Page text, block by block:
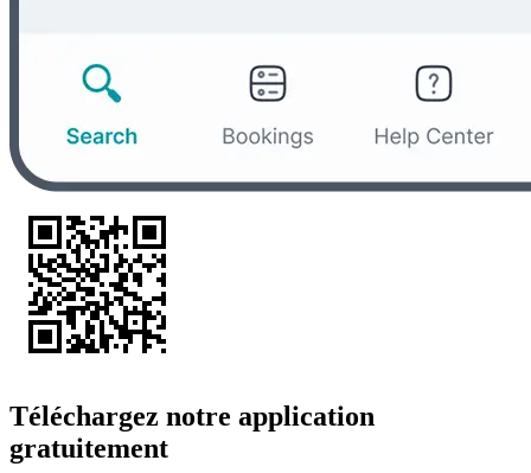
Téléchargez notre application
gratuitement